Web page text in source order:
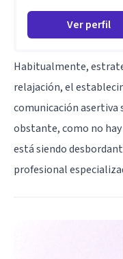
Ver perfil
Habitualmente,
relajación, el
comunicación asertiva
obstante, como no
está siendo
profesional